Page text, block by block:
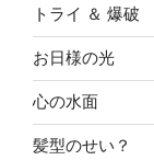
トライ ＆ 爆破
お日様の光
心の水面
髪型のせい？